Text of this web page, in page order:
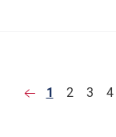
1 2 3 4